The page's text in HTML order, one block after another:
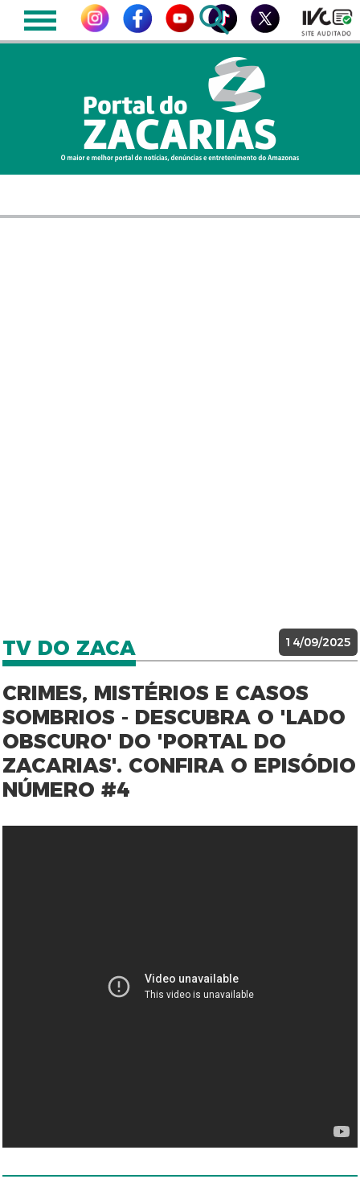
TV DO ZACA 14/09/2025
CRIMES, MISTÉRIOS E CASOS
SOMBRIOS - DESCUBRA O 'LADO
OBSCURO' DO 'PORTAL DO
ZACARIAS'. CONFIRA O EPISÓDIO
NÚMERO #4